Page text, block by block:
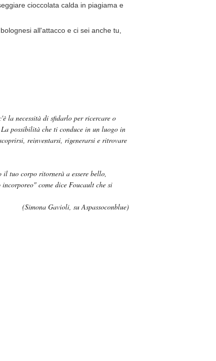
cioccolata calda in piagiama e
all'attacco e ci sei anche tu,
la necessità di sfidarlo per ricercare o
possibilità che ti conduce in un luogo in
reinventarsi, rigenerarsi e ritrovare
tuo corpo ritornerà a essere bello,
come dice Foucault che si
(Simona Gavioli, su Aspassoconblue)